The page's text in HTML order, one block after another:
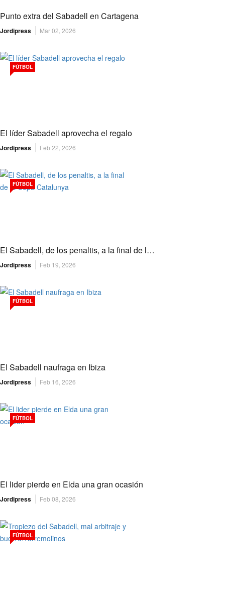
Punto extra del Sabadell en Cartagena
Jordipress Mar 02, 2026
El líder Sabadell aprovecha el regalo
Jordipress Feb 22, 2026
FÚTBOL
El Sabadell, de los penaltis, a la final de l…
Jordipress Feb 19, 2026
FÚTBOL
El Sabadell naufraga en Ibiza
Jordipress Feb 16, 2026
FÚTBOL
El lider pierde en Elda una gran ocasión
Jordipress Feb 08, 2026
FÚTBOL
FÚTBOL